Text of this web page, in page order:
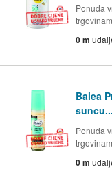
Ponuda
0 m
Balea
suncu...
Ponuda
0 m